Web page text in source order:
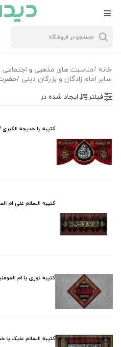
خانه /مناسبت های مذهبی و اجتماعی
سایر امام زادگان و بزرگان دینی /
فیلتر بر اساس قیمت
فیلترها
نمایش همه محصولات
فیلتر ایجاد شده در
کتیبه يا خدیجه الكبری /
کتیبه السلام علی ام
کتیبه لوزی یا ام المومنین /
کتیبه السلام علیک یا